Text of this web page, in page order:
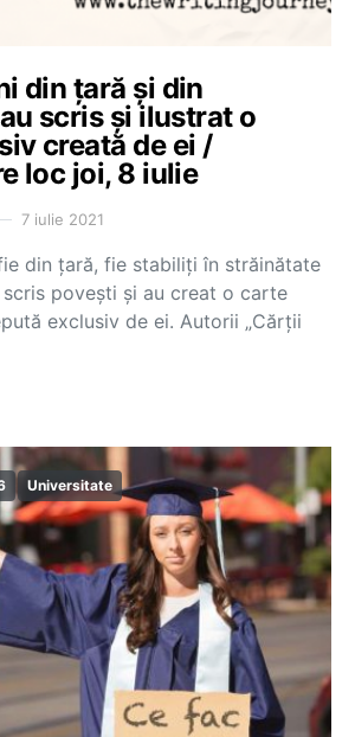
din țară și din
scris și ilustrat o
creată de ei /
loc joi, 8 iulie
7 iulie 2021
din țară, fie stabiliți în străinătate
povești și au creat o carte
exclusiv de ei. Autorii „Cărții
Universitate